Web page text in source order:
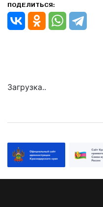
ПОДЕЛИТЬСЯ:
Загрузка..